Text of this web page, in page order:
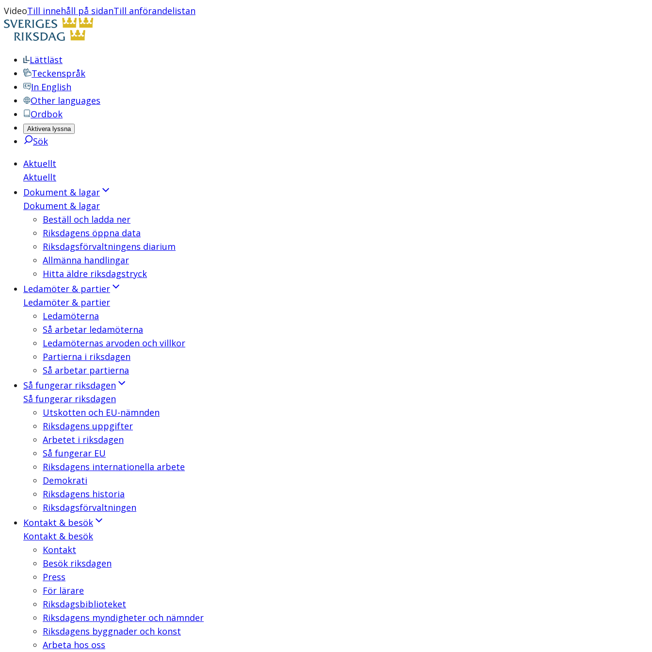
VideoTill innehåll på sidanTill anförandelistan
Lättläst
Teckenspråk
In English
Other languages
Ordbok
Aktivera lyssna
Sök
Aktuellt
Aktuellt
Dokument & lagar
Dokument & lagar
Beställ och ladda ner
Riksdagens öppna data
Riksdagsförvaltningens diarium
Allmänna handlingar
Hitta äldre riksdagstryck
Ledamöter & partier
Ledamöter & partier
Ledamöterna
Så arbetar ledamöterna
Ledamöternas arvoden och villkor
Partierna i riksdagen
Så arbetar partierna
Så fungerar riksdagen
Så fungerar riksdagen
Utskotten och EU-nämnden
Riksdagens uppgifter
Arbetet i riksdagen
Så fungerar EU
Riksdagens internationella arbete
Demokrati
Riksdagens historia
Riksdagsförvaltningen
Kontakt & besök
Kontakt & besök
Kontakt
Besök riksdagen
Press
För lärare
Riksdagsbiblioteket
Riksdagens myndigheter och nämnder
Riksdagens byggnader och konst
Arbeta hos oss